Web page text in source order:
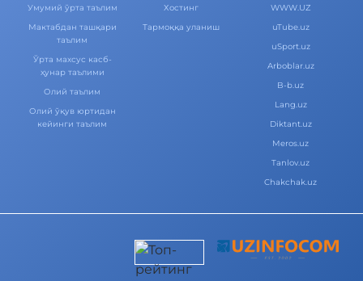
Умумий ўрта таълим
Мактабдан ташқари
таълим
Ўрта махсус касб-
ҳунар таълими
Олий таълим
Олий ўқув юртидан
кейинги таълим
Хостинг
Тармоққа уланиш
WWW.UZ
uTube.uz
uSport.uz
Arboblar.uz
B-b.uz
Lang.uz
Diktant.uz
Meros.uz
Tanlov.uz
Chakchak.uz